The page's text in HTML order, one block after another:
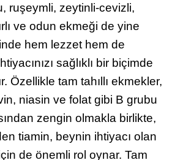
ruşeymli, zeytinli-cevizli,
ve odun ekmeği de yine
hem lezzet hem de
sağlıklı bir biçimde
Özellikle tam tahıllı ekmekler,
niasin ve folat gibi B grubu
zengin olmakla birlikte,
tiamin, beynin ihtiyacı olan
de önemli rol oynar. Tam